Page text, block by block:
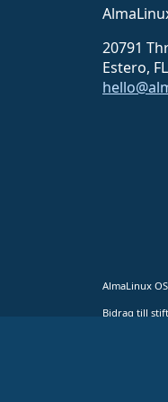
20791
Estero,
AlmaLinux
Bidrag till